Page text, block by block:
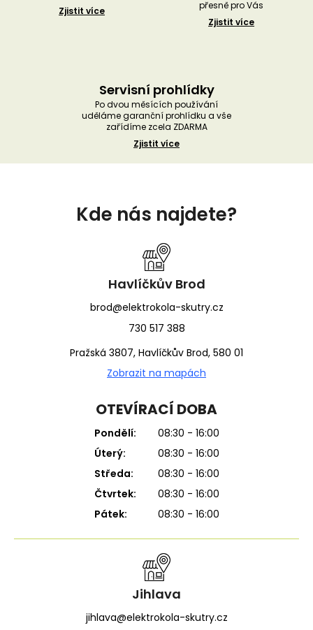
Zjistit více
přesně pro Vás
Zjistit více
Servisní prohlídky
Po dvou měsících používání
uděláme garanční prohlídku a vše
zařídíme zcela ZDARMA
Zjistit více
Kde nás najdete?
Havlíčkův Brod
brod@elektrokola-skutry.cz
730 517 388
Pražská 3807, Havlíčkův Brod, 580 01
Zobrazit na mapách
OTEVÍRACÍ DOBA
Pondělí:
08:30 - 16:00
Úterý:
08:30 - 16:00
Středa:
08:30 - 16:00
Čtvrtek:
08:30 - 16:00
Pátek:
08:30 - 16:00
Jihlava
jihlava@elektrokola-skutry.cz